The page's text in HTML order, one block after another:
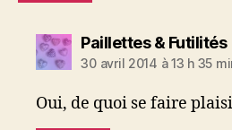
Paillettes & Futilités
30 avril 2014 à 13 h 35
Oui, de quoi se faire